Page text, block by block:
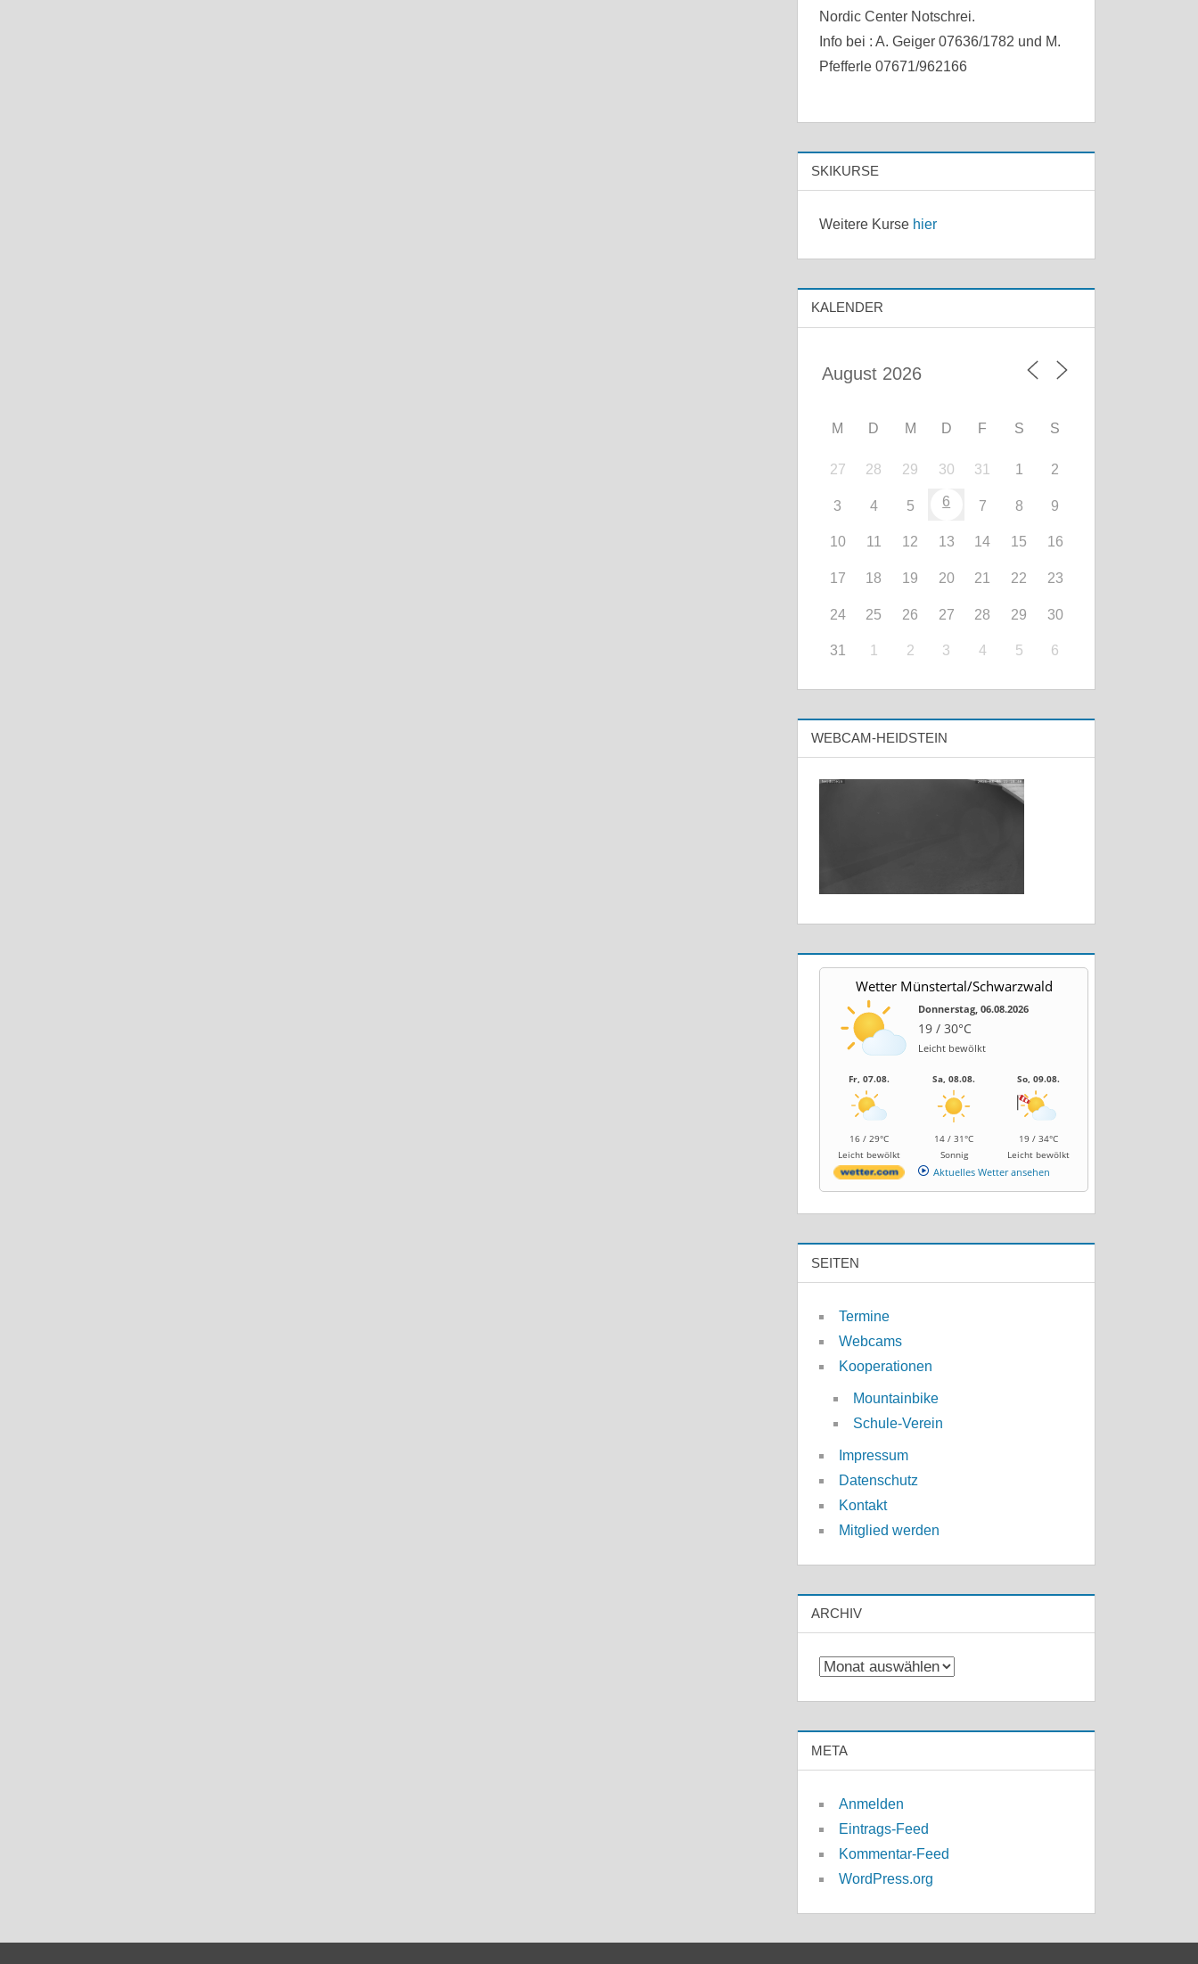
Nordic Center Notschrei.
Info bei : A. Geiger 07636/1782 und M.
Pfefferle 07671/962166
SKIKURSE
Weitere Kurse hier
KALENDER
M D M D F S S
27 28 29 30 31 1 2
3 4 5 6 7 8 9
10 11 12 13 14 15 16
17 18 19 20 21 22 23
24 25 26 27 28 29 30
31 1 2 3 4 5 6
WEBCAM-HEIDSTEIN
Wetter Münstertal/Schwarzwald
Donnerstag, 06.08.2026
19 / 30°C
Leicht bewölkt
Fr, 07.08.
16 / 29°C
Leicht bewölkt
Sa, 08.08.
14 / 31°C
Sonnig
So, 09.08.
19 / 34°C
Leicht bewölkt
Aktuelles Wetter ansehen
SEITEN
Termine
Webcams
Kooperationen
Mountainbike
Schule-Verein
Impressum
Datenschutz
Kontakt
Mitglied werden
ARCHIV
Archiv
META
Anmelden
Eintrags-Feed
Kommentar-Feed
WordPress.org